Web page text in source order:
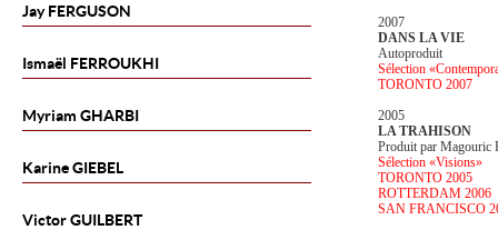
JayFERGUSON
Ismaël FERROUKHI
Myriam GHARBI
KarineGIEBEL
VictorGUILBERT
2007
DANS LA VIE
Autoproduit
Sélection
TORONTO 2007
2005
LA TRAHISON
Produit par Magouric
Sélection «Visions»
TORONTO 2005
ROTTERDAM 2006
SAN FRANCISCO